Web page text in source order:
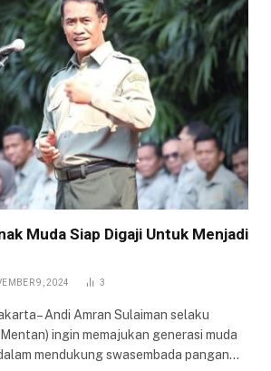
Muda Siap Digaji Untuk Menjadi
9, 2024 3
Andi Amran Sulaiman selaku
ingin memajukan generasi muda
mendukung swasembada pangan…